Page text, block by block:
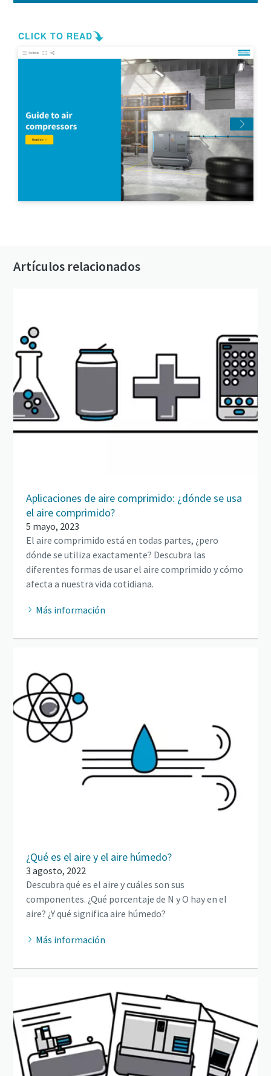
Artículos relacionados
Aplicaciones de aire comprimido: ¿dónde se usa
el aire comprimido?
5 mayo, 2023
El aire comprimido está en todas partes, ¿pero
dónde se utiliza exactamente? Descubra las
diferentes formas de usar el aire comprimido y cómo
afecta a nuestra vida cotidiana.
Más información
¿Qué es el aire y el aire húmedo?
3 agosto, 2022
Descubra qué es el aire y cuáles son sus
componentes. ¿Qué porcentaje de N y O hay en el
aire? ¿Y qué significa aire húmedo?
Más información